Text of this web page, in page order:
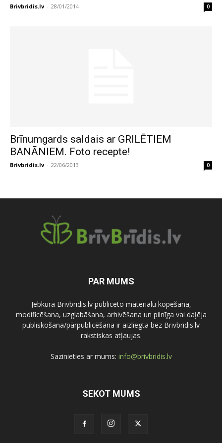
Brivbridis.lv - 28/01/2014 0
Brīnumgards saldais ar GRILĒTIEM
BANĀNIEM. Foto recepte!
Brivbridis.lv - 22/06/2013 0
PAR MUMS
Jebkura Brivbridis.lv publicēto materiālu kopēšana,
modificēšana, uzglabāšana, arhivēšana un pilnīga vai daļēja
publiskošana/pārpublicēšana ir aizliegta bez Brivbridis.lv
rakstiskas atļaujas.
Sazinieties ar mums: info@brivbridis.lv
SEKOT MUMS